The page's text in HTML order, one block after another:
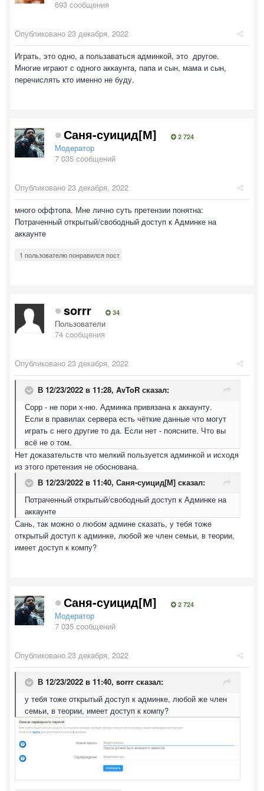
693 сообщения
Опубликовано 23 декабря, 2022
Играть, это одно, а пользаваться админкой, это другое.
Многие играют с одного аккаунта, папа и сын, мама и сын,
перечислять кто именно не буду.
Саня-суицид[М] 2 724
Модератор
7 035 сообщений
Опубликовано 23 декабря, 2022
много оффтопа. Мне лично суть претензии понятна:
Потраченный открытый/свободный доступ к Админке на
аккаунте
1 пользователю понравился пост
sorrr 34
Пользователи
74 сообщения
Опубликовано 23 декабря, 2022
В 12/23/2022 в 11:28, AvToR сказал:
Сорр - не пори х-ню. Админка привязана к аккаунту.
Если в правилах сервера есть чёткие данные что могут
играть с него другие то да. Если нет - поясните. Что вы
всё не о том.
Нет доказательств что мелкий пользуется админкой и исходя
из этого претензия не обоснована.
В 12/23/2022 в 11:40, Саня-суицид[М] сказал:
Потраченный открытый/свободный доступ к Админке на
аккаунте
Сань, так можно о любом админе сказать, у тебя тоже
открытый доступ к админке, любой же член семьи, в теории,
имеет доступ к компу?
Саня-суицид[М] 2 724
Модератор
7 035 сообщений
Опубликовано 23 декабря, 2022
В 12/23/2022 в 11:40, sorrr сказал:
у тебя тоже открытый доступ к админке, любой же член
семьи, в теории, имеет доступ к компу?